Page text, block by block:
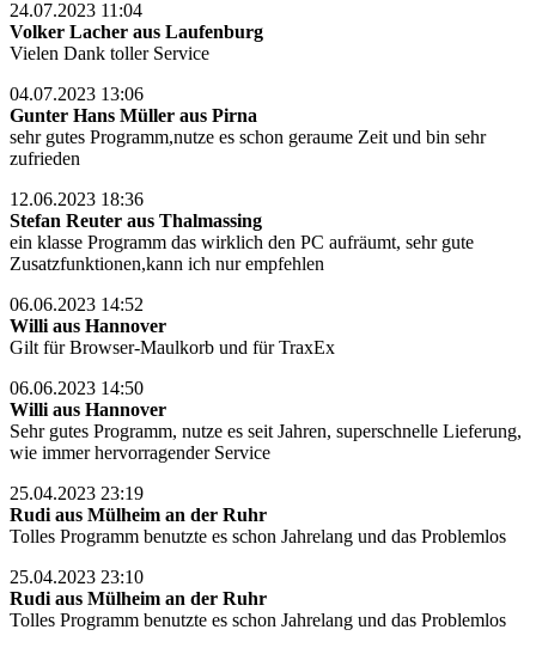
24.07.2023 11:04
Volker Lacher aus Laufenburg
Vielen Dank toller Service
04.07.2023 13:06
Gunter Hans Müller aus Pirna
sehr gutes Programm,nutze es schon geraume Zeit und bin sehr
zufrieden
12.06.2023 18:36
Stefan Reuter aus Thalmassing
ein klasse Programm das wirklich den PC aufräumt, sehr gute
Zusatzfunktionen,kann ich nur empfehlen
06.06.2023 14:52
Willi aus Hannover
Gilt für Browser-Maulkorb und für TraxEx
06.06.2023 14:50
Willi aus Hannover
Sehr gutes Programm, nutze es seit Jahren, superschnelle Lieferung,
wie immer hervorragender Service
25.04.2023 23:19
Rudi aus Mülheim an der Ruhr
Tolles Programm benutzte es schon Jahrelang und das Problemlos
25.04.2023 23:10
Rudi aus Mülheim an der Ruhr
Tolles Programm benutzte es schon Jahrelang und das Problemlos